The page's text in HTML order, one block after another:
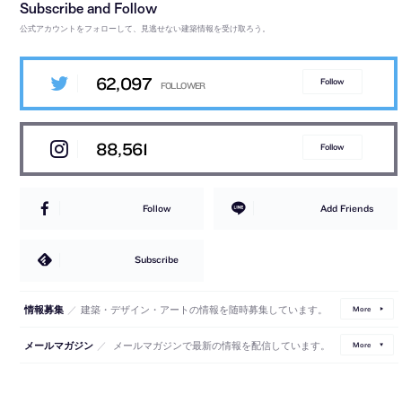
公式アカウントをフォローして、見逃せない建築情報を受け取ろう。
62,097 Follow
88,561 Follow
Follow Add Friends
Subscribe
情報募集 ／ 建築・デザイン・アートの情報を随時募集しています。 More
メールマガジン ／ メールマガジンで最新の情報を配信しています。 More